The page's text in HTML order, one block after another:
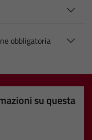
obbligatoria
su questa